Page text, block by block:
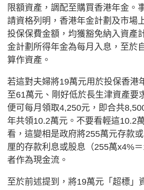
限額資產，調配至購買香港年金。
請資格列明，香港年金計劃及市場
投保保費金額，均獲豁免納入資產
金計劃所得年金為每月入息，至於
算作資產。
若這對夫婦將19萬元用於投保香港
至61萬元、剛好低於長生津資產要
便可每月領取4,250元，即合共
年共領10.2萬元。不要看輕這10.2
看，這變相是政府將255萬元存款
厘的存款利息或股息（255萬x4%
者作為現金流。
至於前述提到，將19萬元「超標」